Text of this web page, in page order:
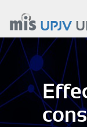
contenu
principal
UPJV